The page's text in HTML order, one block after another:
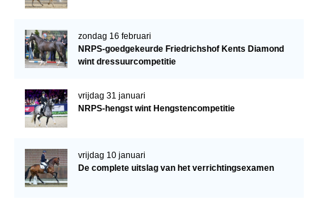
zondag 16 februari
NRPS-goedgekeurde Friedrichshof Kents Diamond
wint dressuurcompetitie
vrijdag 31 januari
NRPS-hengst wint Hengstencompetitie
vrijdag 10 januari
De complete uitslag van het verrichtingsexamen